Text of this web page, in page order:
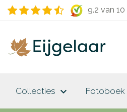
9.2 van 10
Collecties keyboard_arrow_down Fotoboek